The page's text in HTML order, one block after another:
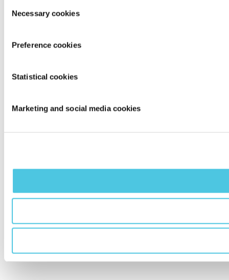
Necessary cookies
Preference cookies
Statistical cookies
Marketing and social media cookies